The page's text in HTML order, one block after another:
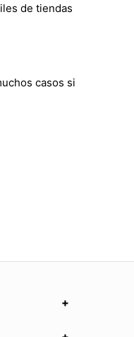
de tiendas
casos si